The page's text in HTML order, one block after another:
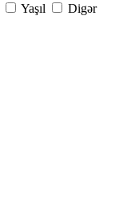
Yaşıl
Digər